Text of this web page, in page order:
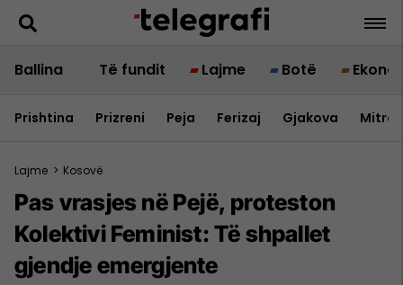
Ballina Të fundit Lajme Botë
Prishtina Prizreni Peja Ferizaj Gjakova
Lajme > Kosovë
Pas vrasjes në Pejë, proteston
Kolektivi Feminist: Të shpallet
gjendje emergjente